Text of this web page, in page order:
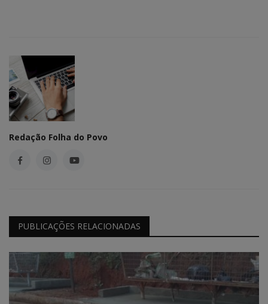
Redação Folha do Povo
PUBLICAÇÕES RELACIONADAS